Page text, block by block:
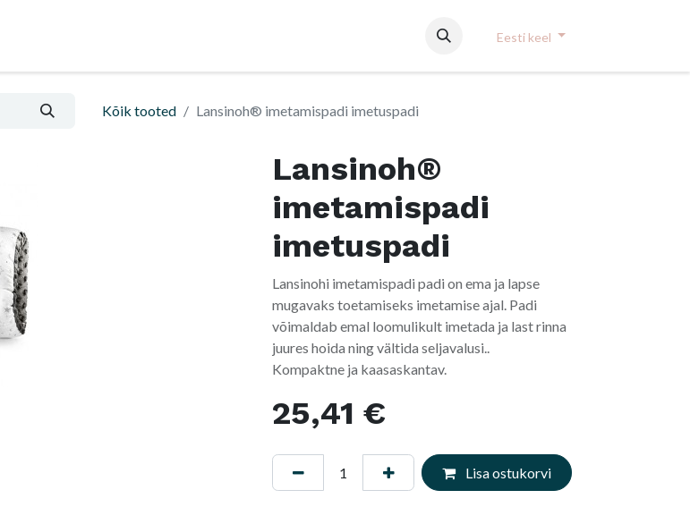
Eesti keel
Kõik tooted Lansinoh® imetamispadi imetuspadi
Lansinoh®
imetamispadi
imetuspadi
Lansinohi imetamispadi padi on ema ja lapse
mugavaks toetamiseks imetamise ajal. Padi
võimaldab emal loomulikult imetada ja last rinna
juures hoida ning vältida seljavalusi..
Kompaktne ja kaasaskantav.
25,41 €
Lisa ostukorvi